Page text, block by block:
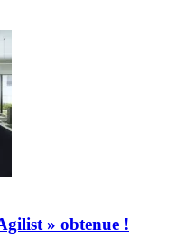
» obtenue !